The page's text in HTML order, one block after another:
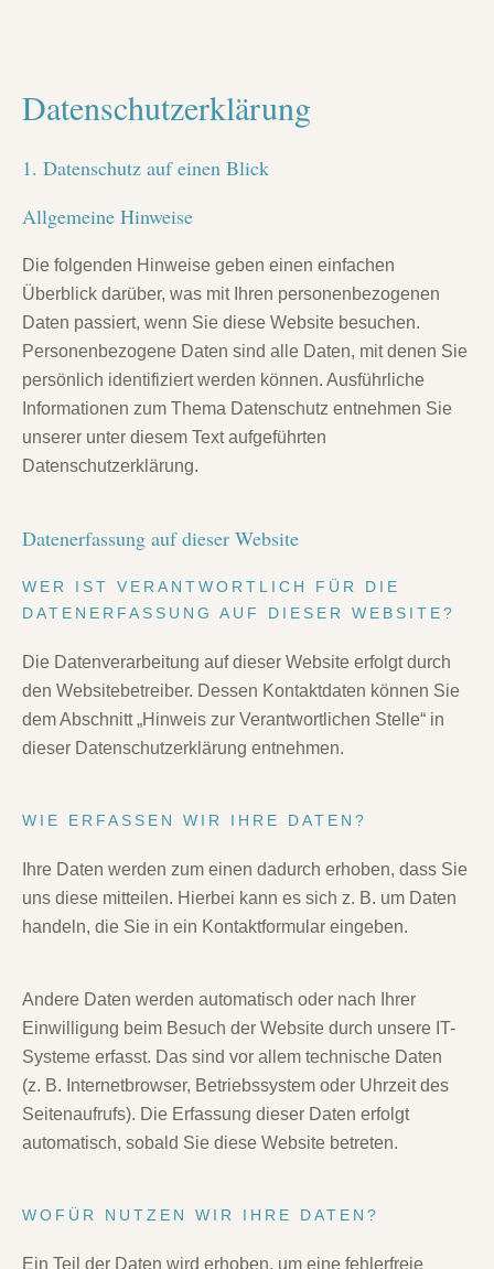
Datenschutz­erklärung
1. Datenschutz auf einen Blick
Allgemeine Hinweise
Die folgenden Hinweise geben einen einfachen
Überblick darüber, was mit Ihren personenbezogenen
Daten passiert, wenn Sie diese Website besuchen.
Personenbezogene Daten sind alle Daten, mit denen Sie
persönlich identifiziert werden können. Ausführliche
Informationen zum Thema Datenschutz entnehmen Sie
unserer unter diesem Text aufgeführten
Datenschutzerklärung.
Datenerfassung auf dieser Website
WER IST VERANTWORTLICH FÜR DIE
DATENERFASSUNG AUF DIESER WEBSITE?
Die Datenverarbeitung auf dieser Website erfolgt durch
den Websitebetreiber. Dessen Kontaktdaten können Sie
dem Abschnitt „Hinweis zur Verantwortlichen Stelle“ in
dieser Datenschutzerklärung entnehmen.
WIE ERFASSEN WIR IHRE DATEN?
Ihre Daten werden zum einen dadurch erhoben, dass Sie
uns diese mitteilen. Hierbei kann es sich z. B. um Daten
handeln, die Sie in ein Kontaktformular eingeben.
Andere Daten werden automatisch oder nach Ihrer
Einwilligung beim Besuch der Website durch unsere IT-
Systeme erfasst. Das sind vor allem technische Daten
(z. B. Internetbrowser, Betriebssystem oder Uhrzeit des
Seitenaufrufs). Die Erfassung dieser Daten erfolgt
automatisch, sobald Sie diese Website betreten.
WOFÜR NUTZEN WIR IHRE DATEN?
Ein Teil der Daten wird erhoben, um eine fehlerfreie